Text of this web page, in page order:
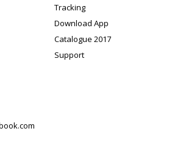
Tracking
Download App
Catalogue 2017
Support